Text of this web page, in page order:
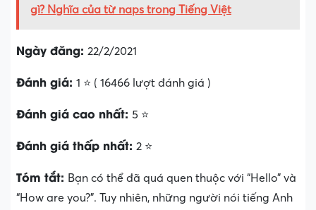
gì? Nghĩa của từ naps trong Tiếng Việt
Ngày đăng: 22/2/2021
Đánh giá: 1 ⭐ ( 16466 lượt đánh giá )
Đánh giá cao nhất: 5 ⭐
Đánh giá thấp nhất: 2 ⭐
Tóm tắt: Bạn có thể đã quá quen thuộc với “Hello” và
“How are you?”. Tuy nhiên, những người nói tiếng Anh